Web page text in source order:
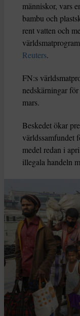
människor, vars
bambu och
rent vatten och
Reuters.
FN:s
nedskärningar
mars.
Beskedet ökar
världssamfundet
medel redan i
illegala handeln